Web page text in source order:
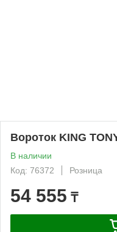
Вороток KING
В наличии
Код: 76372
Розница
54 555 ₸